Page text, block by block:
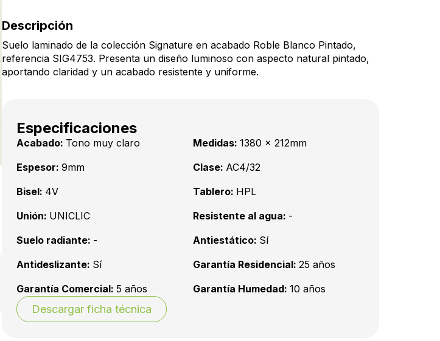
Descripción
Suelo laminado de la colección Signature en acabado Roble Blanco Pintado,
referencia SIG4753. Presenta un diseño luminoso con aspecto natural pintado,
aportando claridad y un acabado resistente y uniforme.
Especificaciones
Acabado: Tono muy claro Medidas: 1380 x 212mm
Espesor: 9mm Clase: AC4/32
Bisel: 4V Tablero: HPL
Unión: UNICLIC Resistente al agua: -
Suelo radiante: - Antiestático: Sí
Antideslizante: Sí Garantía Residencial: 25 años
Garantía Comercial: 5 años Garantía Humedad: 10 años
Descargar ficha técnica